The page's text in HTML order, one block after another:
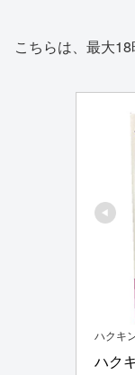
こちらは、最大
ハクキ
ハク